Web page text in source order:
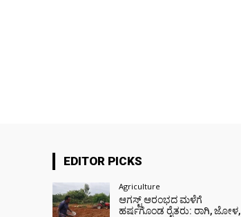
EDITOR PICKS
Agriculture
ಆಗಸ್ಟ್ ಆರಂಭದ ಮಳೆಗೆ
ಹರ್ಷಗೊಂಡ ರೈತರು: ರಾಗಿ, ಜೋಳ,